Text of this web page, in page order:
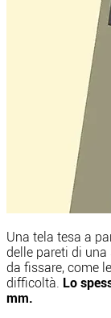
Una tela tesa a
delle pareti di una
da fissare, come
difficoltà. Lo
mm.